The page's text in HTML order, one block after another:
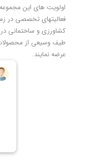
اولویت های این
فعالیتهای تخصصی در
کشاورزی و ساختمانی
طیف وسیعی از
عرضه نمایند.